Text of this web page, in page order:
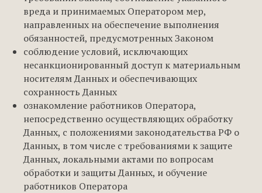
вреда и принимаемых Оператором мер,
направленных на обеспечение выполнения
обязанностей, предусмотренных Законом
соблюдение условий, исключающих
несанкционированный доступ к материальным
носителям Данных и обеспечивающих
сохранность Данных
ознакомление работников Оператора,
непосредственно осуществляющих обработку
Данных, с положениями законодательства РФ о
Данных, в том числе с требованиями к защите
Данных, локальными актами по вопросам
обработки и защиты Данных, и обучение
работников Оператора